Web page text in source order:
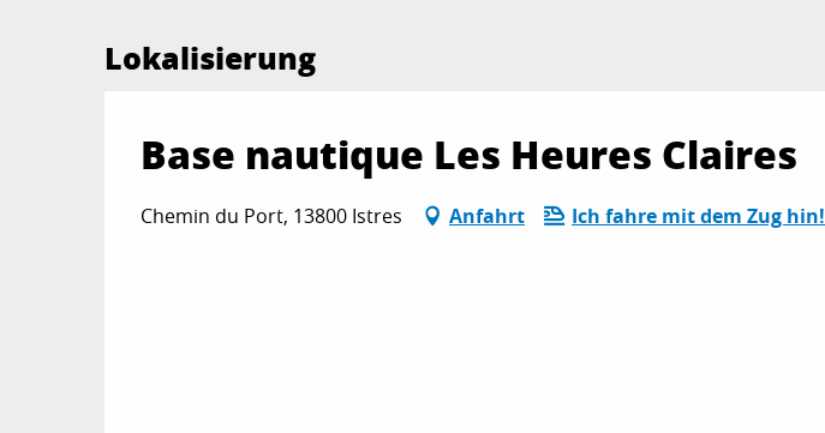
Lokalisierung
Base nautique Les Heures Claires
Chemin du Port, 13800 Istres Anfahrt Ich fahre mit dem Zug hin!